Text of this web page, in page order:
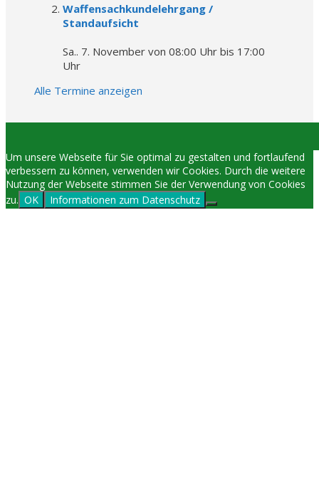
Waffensachkundelehrgang /
Standaufsicht
Sa.. 7. November von 08:00 Uhr bis 17:00
Uhr
Alle Termine anzeigen
Um unsere Webseite für Sie optimal zu gestalten und fortlaufend
verbessern zu können, verwenden wir Cookies. Durch die weitere
Nutzung der Webseite stimmen Sie der Verwendung von Cookies
zu. OK Informationen zum Datenschutz